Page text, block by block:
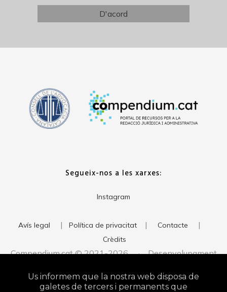
Segueix-nos a les xarxes:
Instagram
Avís legal | Política de privacitat | Contacte |
Crèdits
Compendium.cat © 2021-2026 · Desenvolupament
Studio
Us informem que la nostra web disposa de
galetes de tercers i permanents que